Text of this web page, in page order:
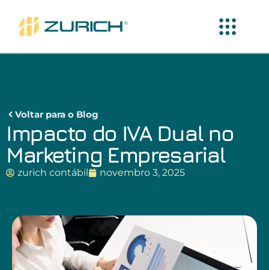
Voltar para o Blog
Impacto do IVA Dual no
Marketing Empresarial
zurich contábil novembro 3, 2025